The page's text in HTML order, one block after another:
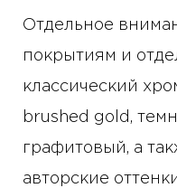
Отдельное
покрытиям и
классический
brushed gold,
графитовый, а
авторские